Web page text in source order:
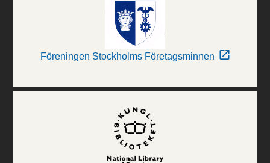
Föreningen Stockholms Företagsminnen